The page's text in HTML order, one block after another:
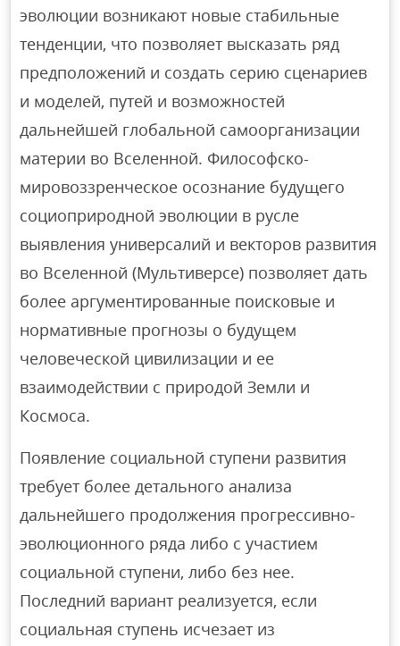
эволюции возникают новые стабильные
тенденции, что позволяет высказать ряд
предположений и создать серию сценариев
и моделей, путей и возможностей
дальнейшей глобальной самоорганизации
материи во Вселенной. Философско-
мировоззренческое осознание будущего
социоприродной эволюции в русле
выявления универсалий и векторов развития
во Вселенной (Мультиверсе) позволяет дать
более аргументированные поисковые и
нормативные прогнозы о будущем
человеческой цивилизации и ее
взаимодействии с природой Земли и
Космоса.
Появление социальной ступени развития
требует более детального анализа
дальнейшего продолжения прогрессивно-
эволюционного ряда либо с участием
социальной ступени, либо без нее.
Последний вариант реализуется, если
социальная ступень исчезает из